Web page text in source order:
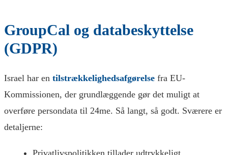
GroupCal og databeskyttelse
(GDPR)
Israel har en tilstrækkelighedsafgørelse fra EU-
Kommissionen, der grundlæggende gør det muligt at
overføre persondata til 24me. Så langt, så godt. Sværere er
detaljerne:
Privatlivspolitikken tillader udtrykkeligt